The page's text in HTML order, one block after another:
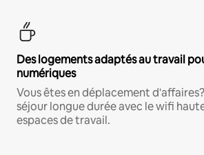
Des logements adaptés au travail
numériques
Vous êtes en déplacement
séjour longue durée avec le wifi
espaces de travail.